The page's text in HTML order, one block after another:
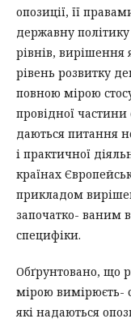
опозиції, її
державну
рівнів,
рівень розвитку
повною мірою
провідної частини
даються питання
і практичної
країнах
прикладом
започатко- ваним
специфіки.
Обґрунтовано, що
мірою вимірюєть-
які надаються